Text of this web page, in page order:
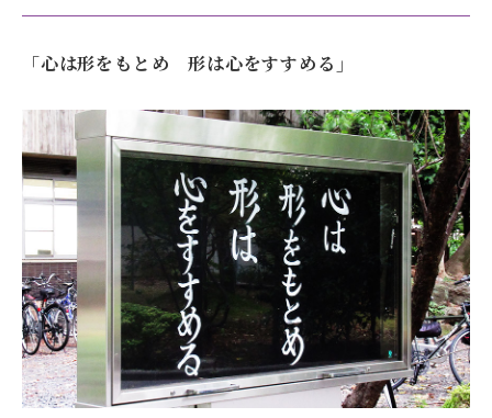
「心は形をもとめ 形は心をすすめる」